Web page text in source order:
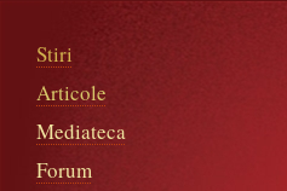
Stiri
Articole
Mediateca
Forum